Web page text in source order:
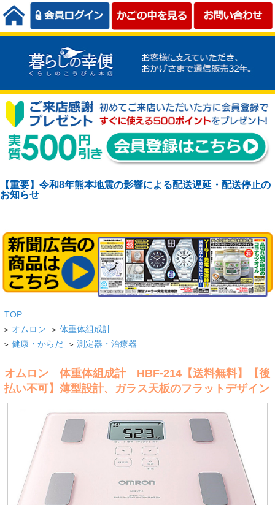
【重要】令和8年熊本地震の影響による配送遅延・配送停止の
お知らせ
TOP
> オムロン > 体重体組成計
> 健康・からだ > 測定器・治療器
オムロン 体重体組成計 HBF-214【送料無料】【後
払い不可】薄型設計、ガラス天板のフラットデザイン